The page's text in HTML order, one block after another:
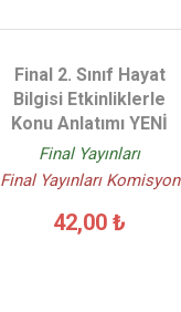
Final 2. Sınıf Hayat
Bilgisi Etkinliklerle
Konu Anlatımı YENİ
Final Yayınları
Final Yayınları Komisyon
42,00 ₺